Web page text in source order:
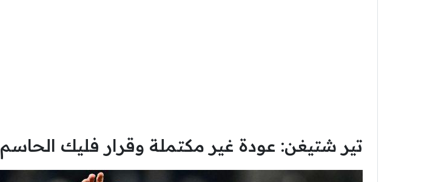
تير شتيغن: عودة غير مكتملة وقرار فليك الحاسم